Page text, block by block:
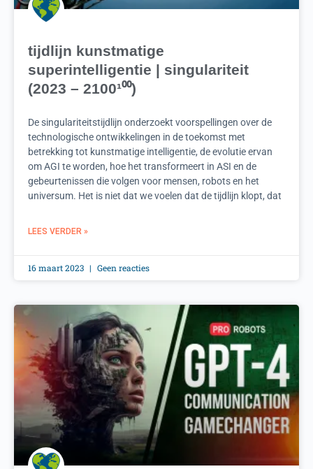
tijdlijn kunstmatige
superintelligentie | singulariteit
(2023 – 2100¹⁰⁰)
De singulariteitstijdlijn onderzoekt voorspellingen over de
technologische ontwikkelingen in de toekomst met
betrekking tot kunstmatige intelligentie, de evolutie ervan
om AGI te worden, hoe het transformeert in ASI en de
gebeurtenissen die volgen voor mensen, robots en het
universum. Het is niet dat we voelen dat de tijdlijn klopt, dat
LEES VERDER »
16 maart 2023 Geen reacties